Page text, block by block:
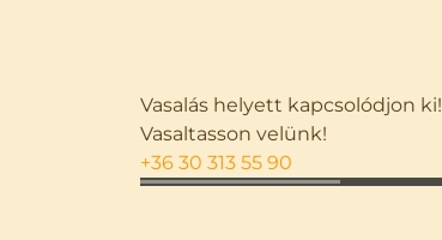
Vasalás helyett kapcsolódjon ki!
Vasaltasson velünk!
+36 30 313 55 90